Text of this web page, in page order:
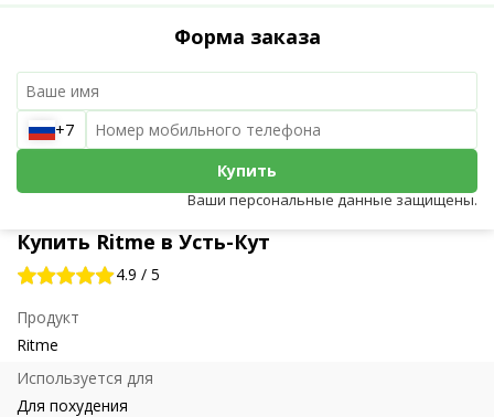
Купить Ritme в Усть-Кут
4.9 / 5
Продукт
Ritme
Используется для
Для похудения
Форма заказа
+7
Купить
Ваши персональные данные защищены.